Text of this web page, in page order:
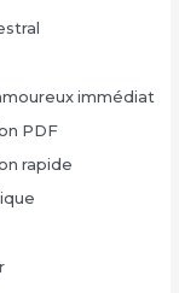
immédiat
PDF
rapide